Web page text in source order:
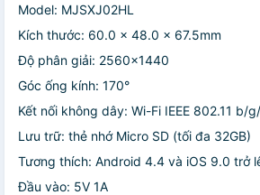
Model: MJSXJ02HL
Kích thước: 60.0 x 48.0 x 67.5mm
Độ phân giải: 2560x1440
Góc ống kính: 170°
Kết nối không dây: Wi-Fi IEEE 802.11 b/
Lưu trữ: thẻ nhớ Micro SD (tối đa 32GB)
Tương thích: Android 4.4 và iOS 9.0 trở
Đầu vào: 5V 1A